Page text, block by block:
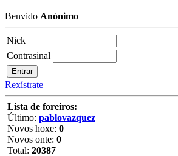
Benvido Anónimo
Nick
Contrasinal
Rexístrate
Lista de foreiros:
Último: pablovazquez
Novos hoxe: 0
Novos onte: 0
Total: 20387